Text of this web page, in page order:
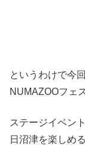
というわけで今
NUMAZOOフェ
ステージイベン
日沼津を楽しめ